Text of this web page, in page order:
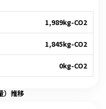
1,989kg-CO2
1,845kg-CO2
0kg-CO2
）推移